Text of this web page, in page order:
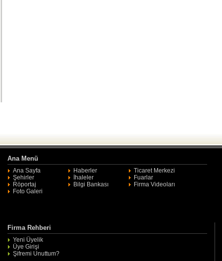
Ana Menü
Ana Sayfa Haberler
Ticaret Merkezi
Şehirler
İhaleler
Fuarlar
Röportaj
Bilgi Bankası
Firma Videoları
Foto Galeri
Firma Rehberi
Yeni Üyelik
Üye Girişi
Şifremi Unuttum?